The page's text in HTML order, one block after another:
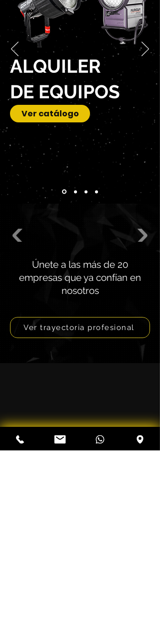
ALQUILER
DE EQUIPOS
Ver catálogo
Únete a las más de 20
empresas que ya confían en
nosotros
Ver trayectoria profesional